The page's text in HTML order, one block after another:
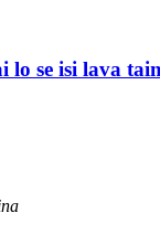
lo se isi lava